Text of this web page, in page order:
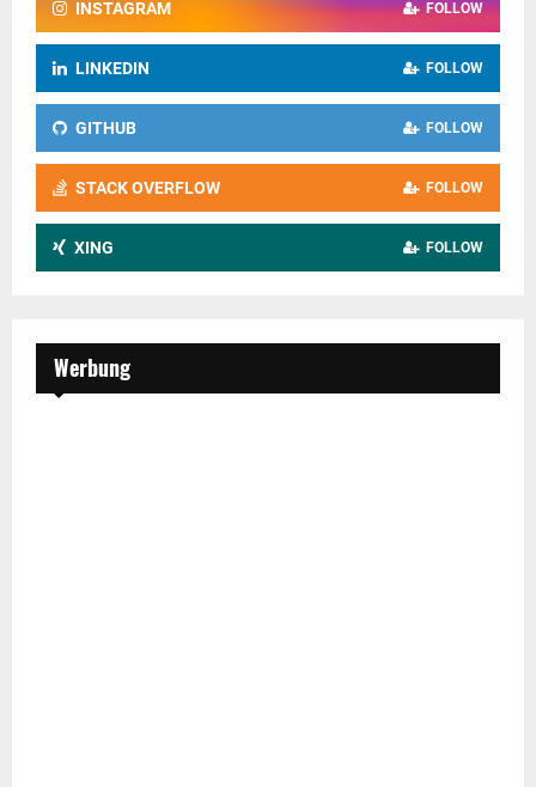
INSTAGRAM FOLLOW
LINKEDIN FOLLOW
GITHUB FOLLOW
STACK OVERFLOW FOLLOW
XING FOLLOW
Werbung